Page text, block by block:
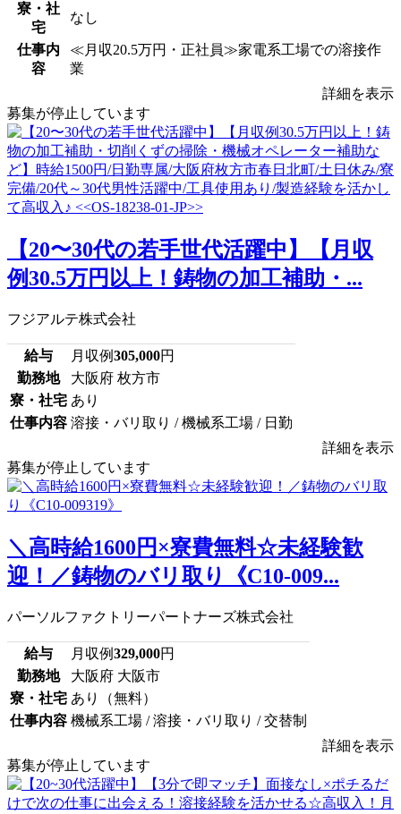
寮・社
宅
なし
仕事内
容
≪月収20.5万円・正社員≫家電系工場での溶接作
業
詳細を表示
募集が停止しています
【20〜30代の若手世代活躍中】【月収
例30.5万円以上！鋳物の加工補助・...
フジアルテ株式会社
給与 月収例305,000円
勤務地
大阪府 枚方市
寮・社宅 あり
仕事内容 溶接・バリ取り / 機械系工場 / 日勤
詳細を表示
募集が停止しています
＼高時給1600円×寮費無料☆未経験歓
迎！／鋳物のバリ取り《C10-009...
パーソルファクトリーパートナーズ株式会社
給与 月収例329,000円
勤務地
大阪府 大阪市
寮・社宅 あり（無料）
仕事内容 機械系工場 / 溶接・バリ取り / 交替制
詳細を表示
募集が停止しています